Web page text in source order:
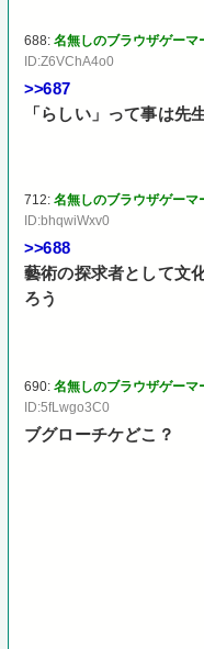
688:名無しのブラウザゲーマ
ID:Z6VChA4o0
>>687
「らしい」って事は先
712:名無しのブラウザゲーマ
ID:bhqwiWxv0
>>688
藝術の探求者として文
ろう
690:名無しのブラウザゲーマ
ID:5fLwgo3C0
ブグローチケどこ？